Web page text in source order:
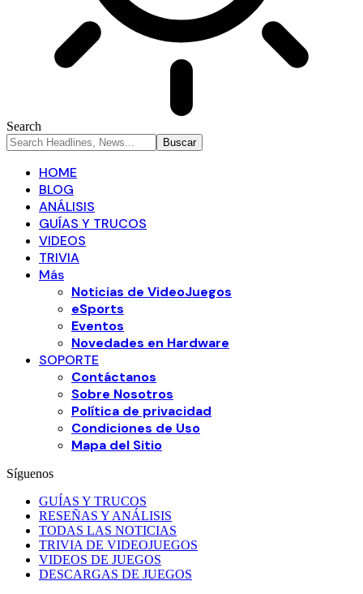
Search
HOME
BLOG
ANÁLISIS
GUÍAS Y TRUCOS
VIDEOS
TRIVIA
Más
Noticias de VideoJuegos
eSports
Eventos
Novedades en Hardware
SOPORTE
Contáctanos
Sobre Nosotros
Política de privacidad
Condiciones de Uso
Mapa del Sitio
Síguenos
GUÍAS Y TRUCOS
RESEÑAS Y ANÁLISIS
TODAS LAS NOTICIAS
TRIVIA DE VIDEOJUEGOS
VIDEOS DE JUEGOS
DESCARGAS DE JUEGOS